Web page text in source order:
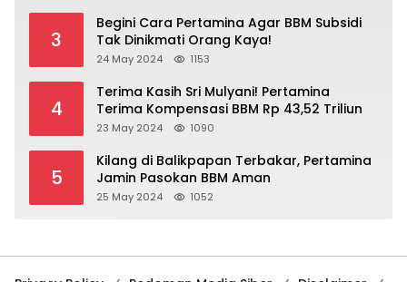
3
Begini Cara Pertamina Agar BBM Subsidi
Tak Dinikmati Orang Kaya!
24 May 2024 1153
4
Terima Kasih Sri Mulyani! Pertamina
Terima Kompensasi BBM Rp 43,52 Triliun
23 May 2024 1090
5
Kilang di Balikpapan Terbakar, Pertamina
Jamin Pasokan BBM Aman
25 May 2024 1052